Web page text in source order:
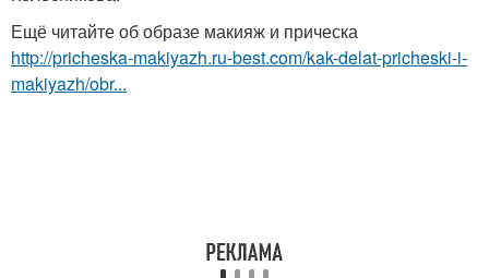
Ещё читайте об образе макияж и прическа
http://pricheska-makiyazh.ru-best.com/kak-delat-pricheski-i-
makiyazh/obr...